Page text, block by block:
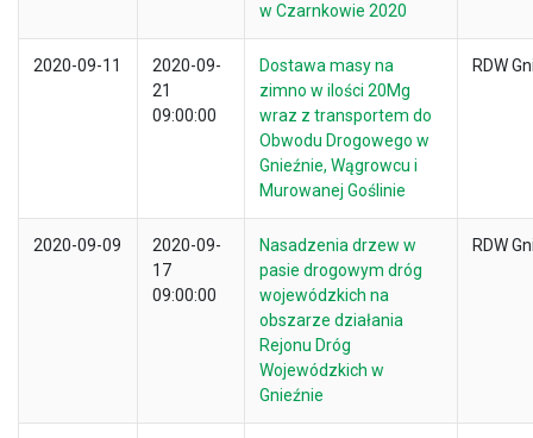
w Czarnkowie 2020
2020-09-11
2020-09-
21
09:00:00
Dostawa masy na
zimno w ilości 20Mg
wraz z transportem do
Obwodu Drogowego w
Gnieźnie, Wągrowcu i
Murowanej Goślinie
RDW
2020-09-09
2020-09-
17
09:00:00
Nasadzenia drzew w
pasie drogowym dróg
wojewódzkich na
obszarze działania
Rejonu Dróg
Wojewódzkich w
Gnieźnie
RDW